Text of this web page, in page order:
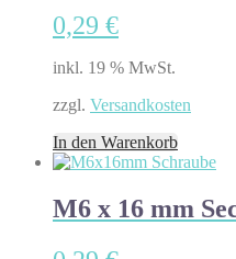
0,29 €
inkl. 19 % MwSt.
zzgl. Versandkosten
In den Warenkorb
M6 x 16 mm